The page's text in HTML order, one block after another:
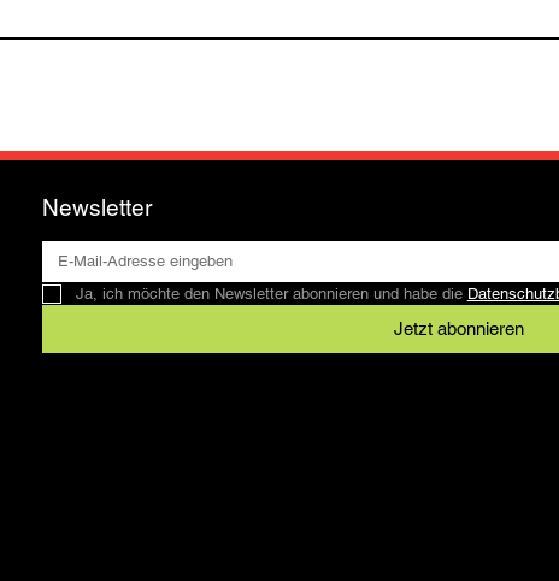
Newsletter
Ja, ich möchte den Newsletter abonnieren und habe die
Jetzt abonnieren